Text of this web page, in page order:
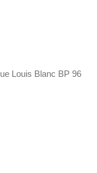
Louis Blanc BP 96